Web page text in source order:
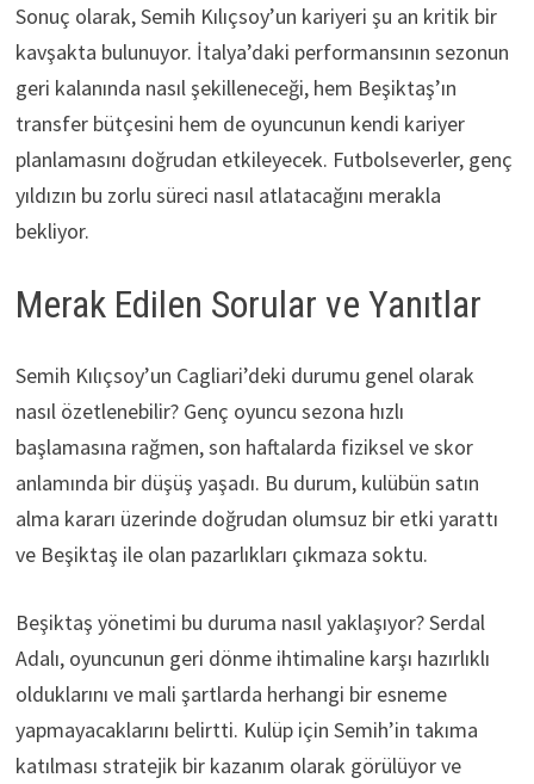
Sonuç olarak, Semih Kılıçsoy’un kariyeri şu an kritik bir
kavşakta bulunuyor. İtalya’daki performansının sezonun
geri kalanında nasıl şekilleneceği, hem Beşiktaş’ın
transfer bütçesini hem de oyuncunun kendi kariyer
planlamasını doğrudan etkileyecek. Futbolseverler, genç
yıldızın bu zorlu süreci nasıl atlatacağını merakla
bekliyor.
Merak Edilen Sorular ve Yanıtlar
Semih Kılıçsoy’un Cagliari’deki durumu genel olarak
nasıl özetlenebilir? Genç oyuncu sezona hızlı
başlamasına rağmen, son haftalarda fiziksel ve skor
anlamında bir düşüş yaşadı. Bu durum, kulübün satın
alma kararı üzerinde doğrudan olumsuz bir etki yarattı
ve Beşiktaş ile olan pazarlıkları çıkmaza soktu.
Beşiktaş yönetimi bu duruma nasıl yaklaşıyor? Serdal
Adalı, oyuncunun geri dönme ihtimaline karşı hazırlıklı
olduklarını ve mali şartlarda herhangi bir esneme
yapmayacaklarını belirtti. Kulüp için Semih’in takıma
katılması stratejik bir kazanım olarak görülüyor ve